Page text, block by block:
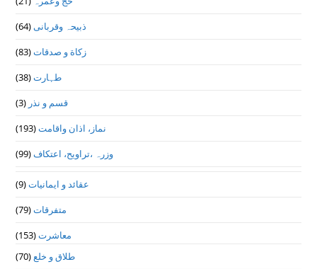
ذبیحہ وقربانی(64)
زکاة و صدقات(83)
طہارت(38)
قسم و نذر (3)
نماز، اذان واقامت(193)
وزرہ ،تراويح، اعتكاف(99)
عقائد و ایمانیات(9)
متفرقات(79)
معاشرت(153)
طلاق و خلع(70)